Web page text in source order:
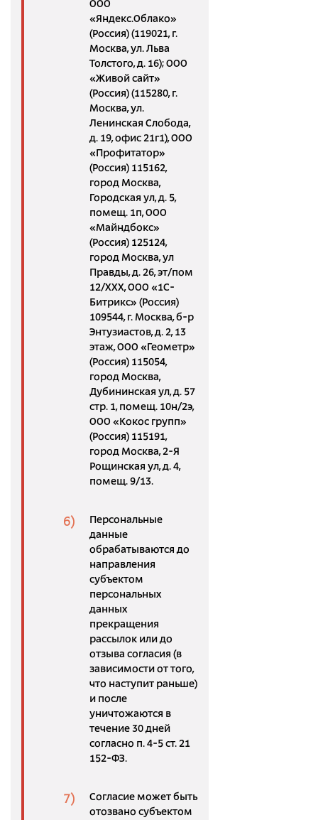
ООО
«Яндекс.Облако»
(Россия) (119021, г.
Москва, ул. Льва
Толстого, д. 16); ООО
«Живой сайт»
(Россия) (115280, г.
Москва, ул.
Ленинская Слобода,
д. 19, офис 21г1), ООО
«Профитатор»
(Россия) 115162,
город Москва,
Городская ул, д. 5,
помещ. 1п, ООО
«Майндбокс»
(Россия) 125124,
город Москва, ул
Правды, д. 26, эт/пом
12/XXX, ООО «1С-
Битрикс» (Россия)
109544, г. Москва, б-р
Энтузиастов, д. 2, 13
этаж, ООО «Геометр»
(Россия) 115054,
город Москва,
Дубининская ул, д. 57
стр. 1, помещ. 10н/2э,
ООО «Кокос групп»
(Россия) 115191,
город Москва, 2-Я
Рощинская ул, д. 4,
помещ. 9/13.
Персональные
данные
обрабатываются до
направления
субъектом
персональных
данных
прекращения
рассылок или до
отзыва согласия (в
зависимости от того,
что наступит раньше)
и после
уничтожаются в
течение 30 дней
согласно п. 4-5 ст. 21
152-ФЗ.
Согласие может быть
отозвано субъектом